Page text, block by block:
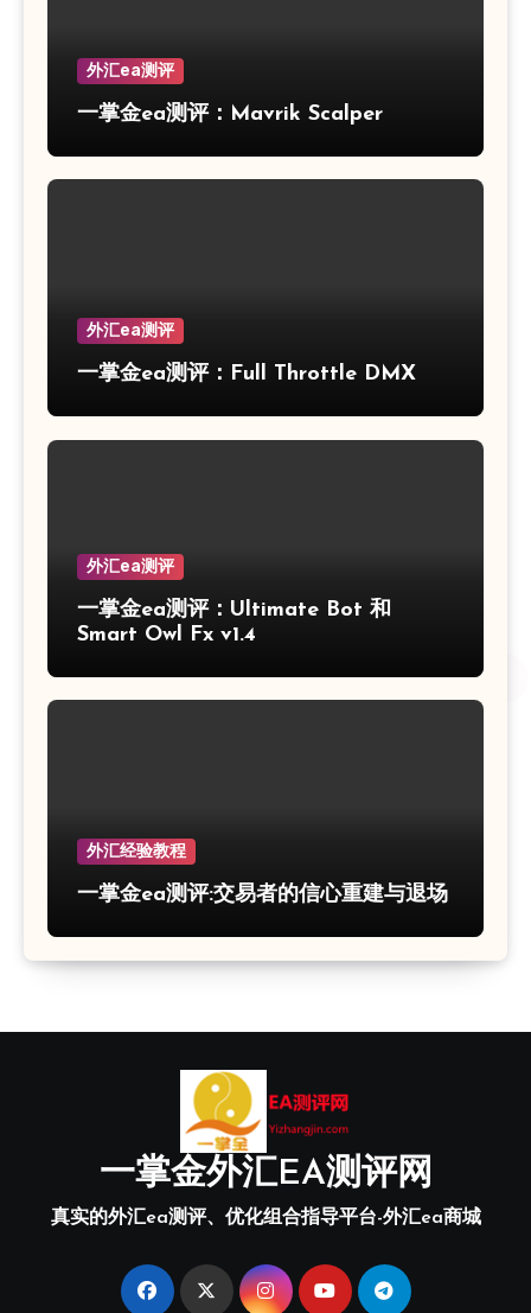
外汇ea测评
一掌金ea测评：Mavrik Scalper
外汇ea测评
一掌金ea测评：Full Throttle DMX
外汇ea测评
一掌金ea测评：Ultimate Bot 和
Smart Owl Fx v1.4
外汇经验教程
一掌金ea测评:交易者的信心重建与退场
一掌金外汇EA测评网
真实的外汇ea测评、优化组合指导平台-外汇ea商城